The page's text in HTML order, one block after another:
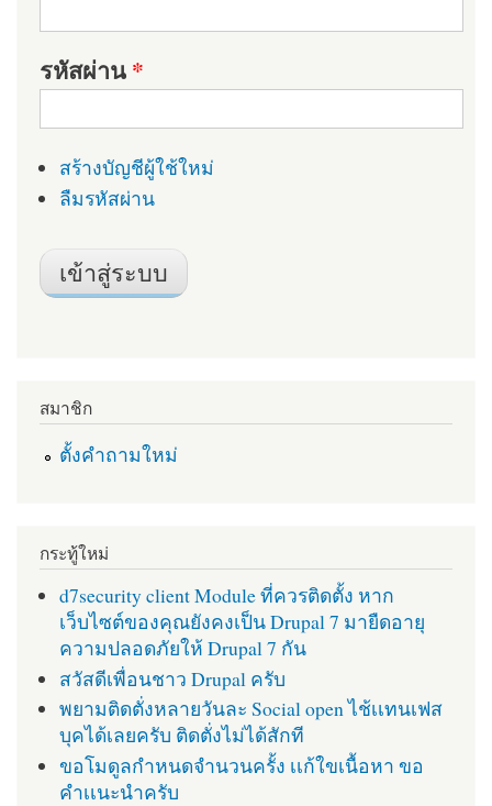
รหัสผ่าน*
สร้างบัญชีผู้ใช้ใหม่
ลืมรหัสผ่าน
สมาชิก
ตั้งคำถามใหม่
กระทู้ใหม่
d7security client Module ที่ควรติดตั้ง หาก
เว็บไซต์ของคุณยังคงเป็น Drupal 7 มายืดอายุ
ความปลอดภัยให้ Drupal 7 กัน
สวัสดีเพื่อนชาว Drupal ครับ
พยามติดตั่งหลายวันละ Social open ไช้เเทนเฟส
บุคได้เลยครับ ติดตั่งไม่ได้สักที
ขอโมดูลกำหนดจำนวนครั้ง เเก้ใขเนื้อหา ขอ
คำเเนะนำครับ